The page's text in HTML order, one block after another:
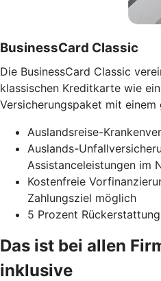
BusinessCard Classic
Die BusinessCard Classic
klassischen Kreditkarte wie
Versicherungspaket mit einem
Auslandsreise-
Auslands-
Assistanceleistungen im
Kostenfreie
Zahlungsziel möglich
5 Prozent
Das ist bei allen
inklusive